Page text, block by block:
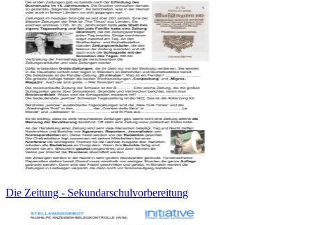
Die Zeitung - Sekundarschulvorbereitung